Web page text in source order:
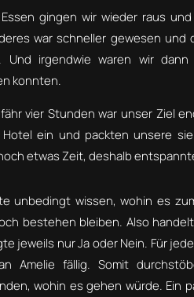
gingen wir wieder raus
war schneller gewesen
Und irgendwie waren wir
konnten.
vier Stunden war unser Ziel
ein und packten unsere
etwas Zeit, deshalb
unbedingt wissen, wohin es
bestehen bleiben. Also
jeweils nur Ja oder Nein. Für
Amelie fällig. Somit
wohin es gehen würde. Ein